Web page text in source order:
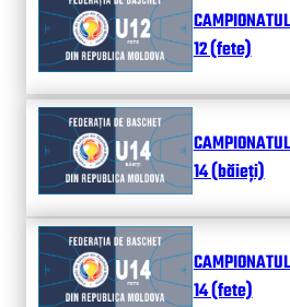
12 (fete)
14 (băieți)
14 (fete)